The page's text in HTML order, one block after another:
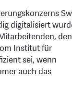
digitalisiert
den
Institut für
sei, wenn
auch das